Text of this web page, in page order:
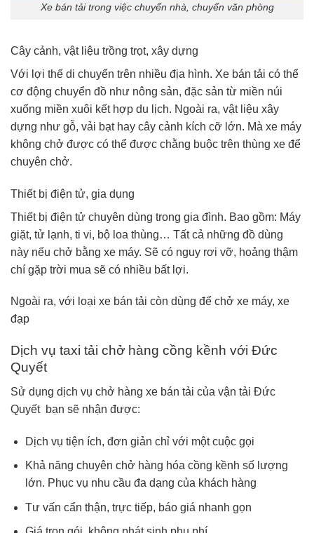
Xe bán tải trong việc chuyển nhà, chuyển văn phòng
Cây cảnh, vật liệu trồng trọt, xây dựng
Với lợi thế di chuyển trên nhiều địa hình. Xe bán tải có thể
cơ động chuyển đồ như nông sản, đặc sản từ miền núi
xuống miền xuôi kết hợp du lịch. Ngoài ra, vật liệu xây
dựng như gỗ, vải bạt hay cây cảnh kích cỡ lớn. Mà xe máy
không chở được có thể được chằng buộc trên thùng xe để
chuyên chở.
Thiết bị điện tử, gia dụng
Thiết bị điện tử chuyên dùng trong gia đình. Bao gồm: Máy
giặt, tử lạnh, ti vi, bộ loa thùng… Tất cả những đồ dùng
này nếu chở bằng xe máy. Sẽ có nguy rơi vỡ, hoảng thậm
chí gặp trời mua sẽ có nhiều bất lợi.
Ngoài ra, với loại xe bán tải còn dùng để chở xe máy, xe
đạp
Dịch vụ taxi tải chở hàng cồng kềnh với Đức
Quyết
Sử dụng dịch vụ chở hàng xe bán tải của vận tải Đức
Quyết bạn sẽ nhận được:
Dịch vụ tiện ích, đơn giản chỉ với một cuộc gọi
Khả năng chuyên chở hàng hóa cồng kềnh số lượng
lớn. Phục vụ nhu cầu đa dạng của khách hàng
Tư vấn cẩn thận, trực tiếp, báo giá nhanh gọn